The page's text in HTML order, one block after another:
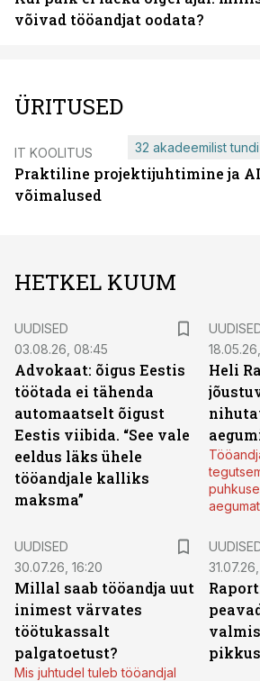
võivad tööandjat oodata?
ÜRITUSED
IT KOOLITUS
Praktiline projektijuhtimine ja AI
võimalused
32 akadeemilist tundi
HETKEL KUUM
UUDISED
03.08.26, 08:45
Advokaat: õigus Eestis
töötada ei tähenda
automaatselt õigust
Eestis viibida. “See vale
eeldus läks ühele
tööandjale kalliks
maksma”
Heli
UUDISED
30.07.26, 16:20
Millal saab tööandja uut
inimest värvates
töötukassalt
palgatoetust?
Mis juhtudel tuleb tööandjal